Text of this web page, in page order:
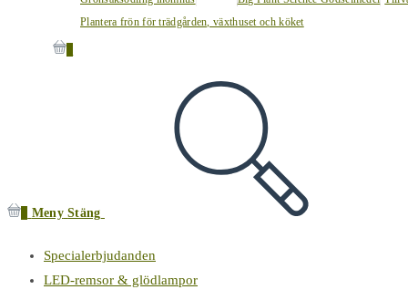
Plantera frön för trädgården, växthuset och köket
Meny Stäng
Specialerbjudanden
LED-remsor & glödlampor